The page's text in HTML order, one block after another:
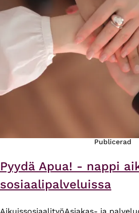
Publicerad
Pyydä Apua! - nappi
sosiaalipalveluissa